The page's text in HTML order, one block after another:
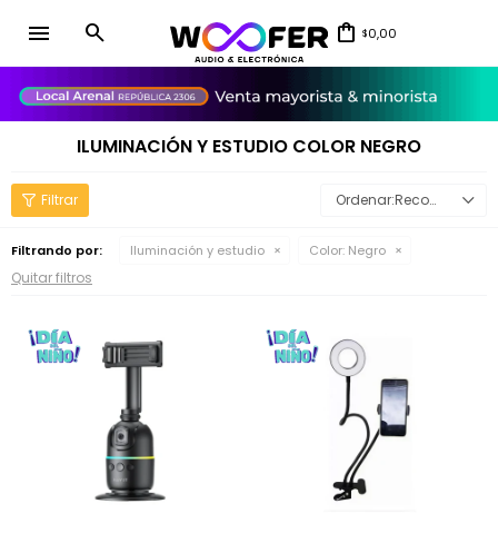
menu $0,00
ILUMINACIÓN Y ESTUDIO COLOR NEGRO
Recomendados
Filtrando por: Iluminación y estudio Color: Negro
Quitar filtros
close